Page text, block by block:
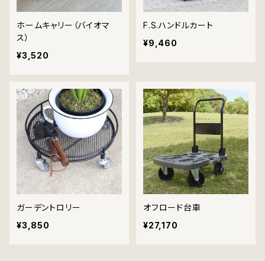
ホームキャリー（バイオマ
ス）
¥3,520
F.S.ハンドルカート
¥9,460
ガーデントロリー
¥3,850
オフロード台車
¥27,170